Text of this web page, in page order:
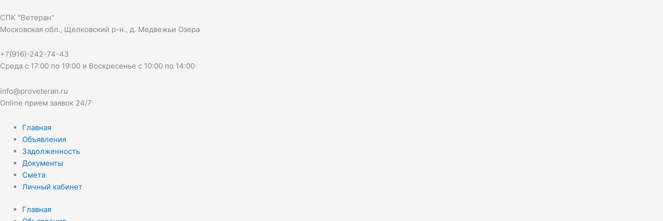
к
содержимому
СПК "Ветеран"
Московская обл., Щелковский р-н., д. Медвежьи Озера
+7(916)-242-74-43
Среда с 17:00 по 19:00 и Воскресенье с 10:00 по 14:00
info@proveteran.ru
Online прием заявок 24/7
Главная
Объявления
Задолженность
Документы
Смета
Личный кабинет
Главная